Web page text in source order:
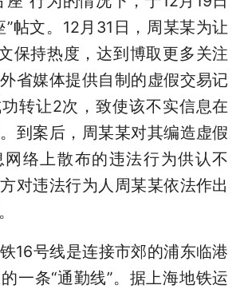
”帖文。12月31日，周某某为让
保持热度，达到博取更多关注
省媒体提供自制的虚假交易记
转让2次，致使该不实信息在
到案后，周某某对其编造虚假
络上散布的违法行为供认不
对违法行为人周某某依法作出
16号线是连接市郊的浦东临港
一条“通勤线”。据上海地铁运